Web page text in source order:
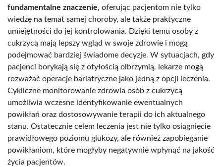
fundamentalne znaczenie, oferując pacjentom nie tylko
wiedzę na temat samej choroby, ale także praktyczne
umiejętności do jej kontrolowania. Dzięki temu osoby z
cukrzycą mają lepszy wgląd w swoje zdrowie i mogą
podejmować bardziej świadome decyzje. W sytuacjach, gdy
pacjenci borykają się z otyłością olbrzymią, lekarze mogą
rozważać operacje bariatryczne jako jedną z opcji leczenia.
Cykliczne monitorowanie zdrowia osób z cukrzycą
umożliwia wczesne identyfikowanie ewentualnych
powikłań oraz dostosowywanie terapii do ich aktualnego
stanu. Ostatecznie celem leczenia jest nie tylko osiągnięcie
prawidłowego poziomu glukozy, ale również zapobieganie
powikłaniom, które mogłyby negatywnie wpłynąć na jakość
życia pacjentów.